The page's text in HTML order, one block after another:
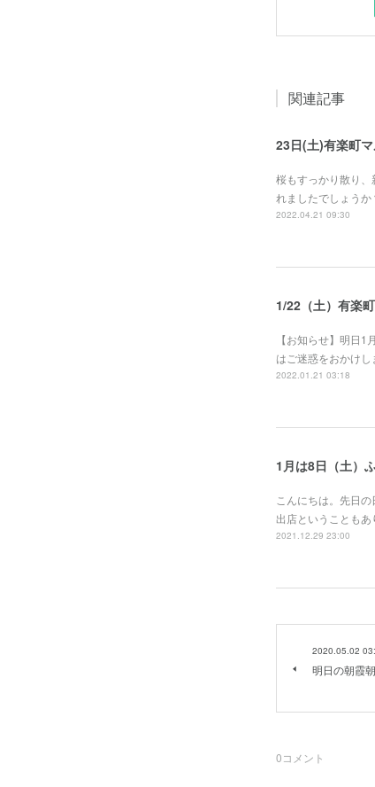
関連記事
23日(土)有楽町マ
桜もすっかり散り
れましたでしょう
2022.04.21 09:30
1/22（土）有楽
【お知らせ】明日
はご迷惑をおかけ
2022.01.21 03:18
1月は8日（土）
こんにちは。先日
出店ということも
2021.12.29 23:00
2020.05.02
明日の朝霞
0コメント